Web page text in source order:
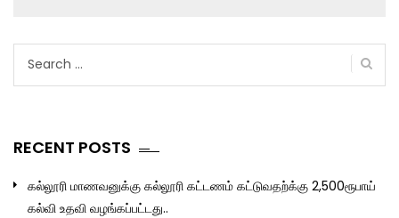
RECENT POSTS
கல்லூரி மாணவனுக்கு கல்லூரி கட்டணம் கட்டுவதற்க்கு 2,500ரூபாய்
கல்வி உதவி வழங்கப்பட்டது..